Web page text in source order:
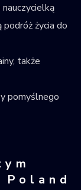
podróż życia do
także
pomyślnego